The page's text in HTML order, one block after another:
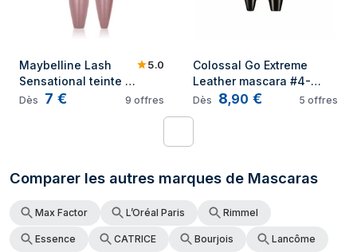
Maybelline Lash
Sensational teinte
Black 9,4 ml
5.0
Dès 7 € 9 offres
Colossal Go Extreme
Leather mascara #4-
radical black
Dès 8,90 € 5 offres
Comparer les autres marques de Mascaras
Max Factor L’Oréal Paris Rimmel
Essence CATRICE Bourjois Lancôme